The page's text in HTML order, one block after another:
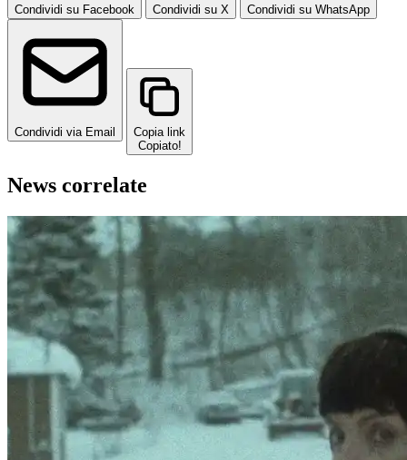
Condividi su Facebook Condividi su X Condividi su WhatsApp
Condividi via Email
Copia link
Copiato!
News correlate